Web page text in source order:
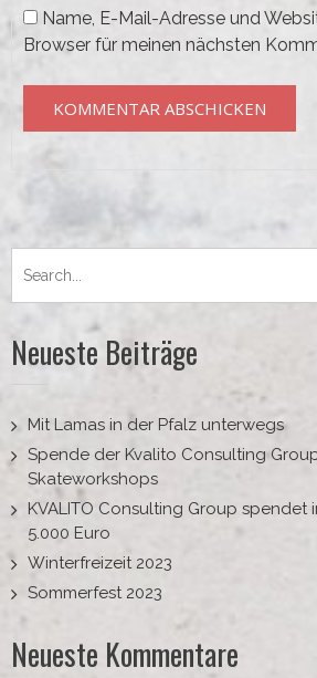
Name, E-Mail-Adresse und
Browser für meinen nächsten
for:
Neueste Beiträge
Mit Lamas in der Pfalz unterwegs
Spende der Kvalito Consulting
Skateworkshops
KVALITO Consulting Group spendet
5.000 Euro
Winterfreizeit 2023
Sommerfest 2023
Neueste Kommentare